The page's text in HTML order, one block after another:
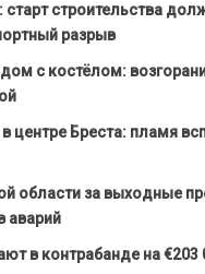
старт строительства
разрыв
с костёлом:
центре Бреста: пламя
области за выходные
аварий
в контрабанде на €203